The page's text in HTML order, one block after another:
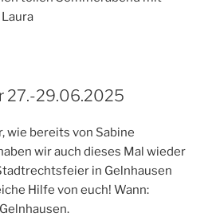
Laura
27.-29.06.2025
wie bereits von Sabine
wir auch dieses Mal wieder
in Gelnhausen
Hilfe von euch! Wann: